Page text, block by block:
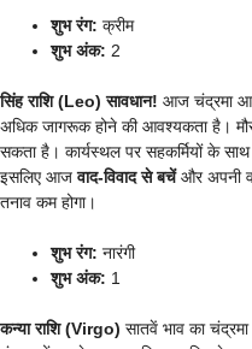
शुभ रंग: क्रीम
शुभ अंक: 2
सिंह राशि (Leo) सावधान! आज चंद्रमा
अधिक जागरूक होने की आवश्यकता है।
सकता है। कार्यस्थल पर सहकर्मियों के
इसलिए आजवाद-विवाद से बचेंऔर अपनी
तनाव कम होगा।
शुभ रंग: नारंगी
शुभ अंक: 1
कन्या राशि (Virgo) सातवें भाव का